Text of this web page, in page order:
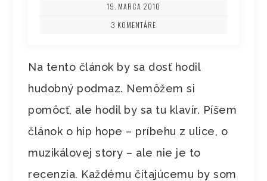
19. MARCA 2010
3 KOMENTÁRE
Na tento článok by sa dosť hodil
hudobný podmaz. Nemôžem si
pomôcť, ale hodil by sa tu klavír. Píšem
článok o hip hope – príbehu z ulice, o
muzikálovej story – ale nie je to
recenzia. Každému čítajúcemu by som